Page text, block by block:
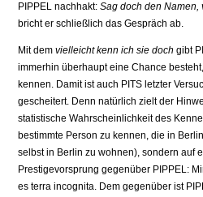
PIPPEL nach­hakt: Sag doch den Namen,
bricht er schließlich das Ge­spräch ab.
Mit dem vielleicht kenn ich sie doch gibt
immerhin überhaupt eine Chance
kennen. Damit ist auch PITS letzter
gescheitert. Denn natürlich zielt der
statistische Wahrscheinlichkeit des
bestimmte Per­son zu kennen, die in
selbst in Berlin zu wohnen), sondern auf
Prestigevorsprung gegenüber PIPPEL:
es terra incognita. Dem gegenüber ist